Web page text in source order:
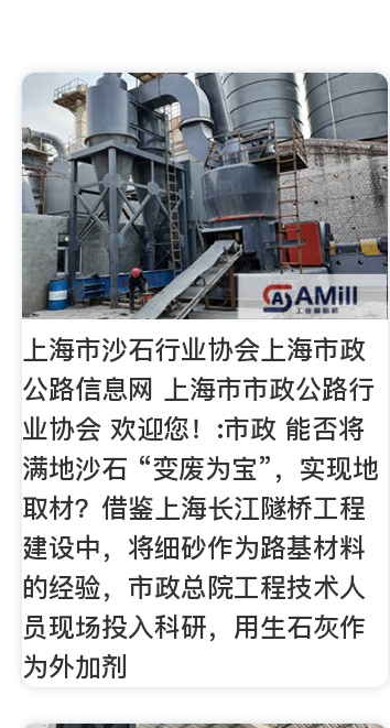
上海市沙石行业协会上海市政
公路信息网 上海市市政公路行
业协会 欢迎您！:市政 能否将
满地沙石 “变废为宝”，实现地
取材？借鉴上海长江隧桥工程
建设中，将细砂作为路基材料
的经验，市政总院工程技术人
员现场投入科研，用生石灰作
为外加剂